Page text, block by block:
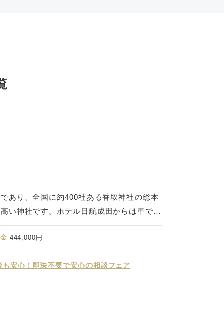
あり、全国に約400社ある香取神社の総本
い神社です。ホテル日航成田からは車で約
ロケーション撮影にもおすすめで、重厚な
れています。 また、香取神宮から車で片
日航成田での披露宴をご案内しておりま
、最適な会場をご提案させていただきま
444,000円
安心！即決不要で安心の相談フェア